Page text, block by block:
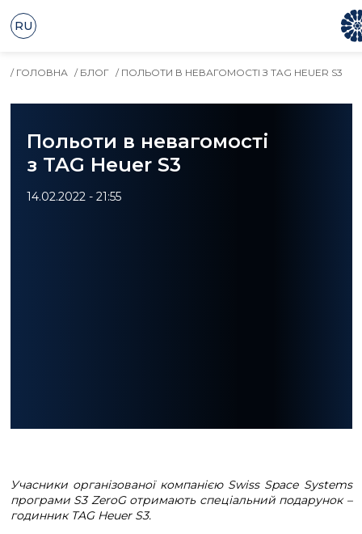
RU
/ ГОЛОВНА / БЛОГ / ПОЛЬОТИ В НЕВАГОМОСТІ З TAG HEUER S3
Польоти в невагомості
з TAG Heuer S3
14.02.2022 - 21:55
Учасники організованої компанією Swiss Space Systems
програми S3 ZeroG отримають спеціальний подарунок –
годинник TAG Heuer S3.